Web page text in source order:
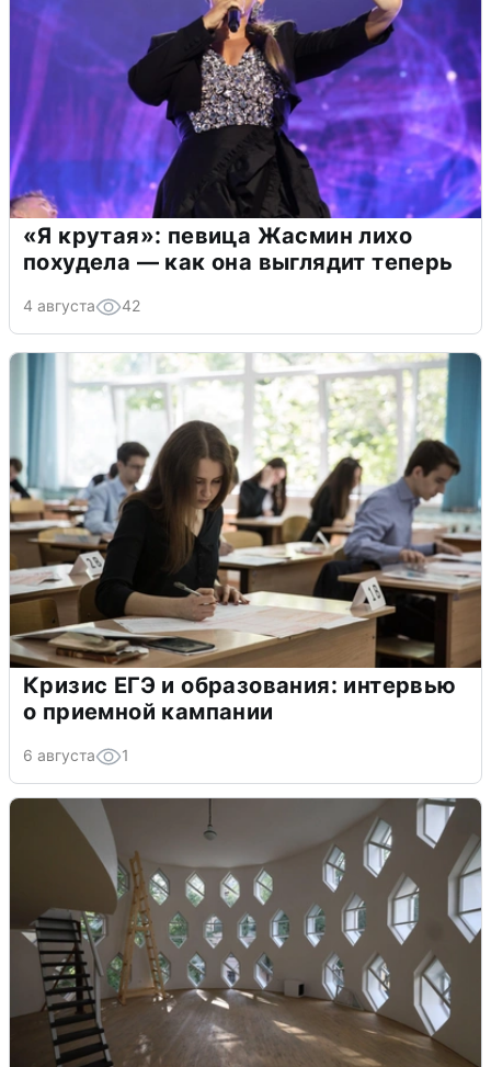
«Я крутая»: певица Жасмин лихо
похудела — как она выглядит теперь
4 августа 42
Кризис ЕГЭ и образования: интервью
о приемной кампании
6 августа 1